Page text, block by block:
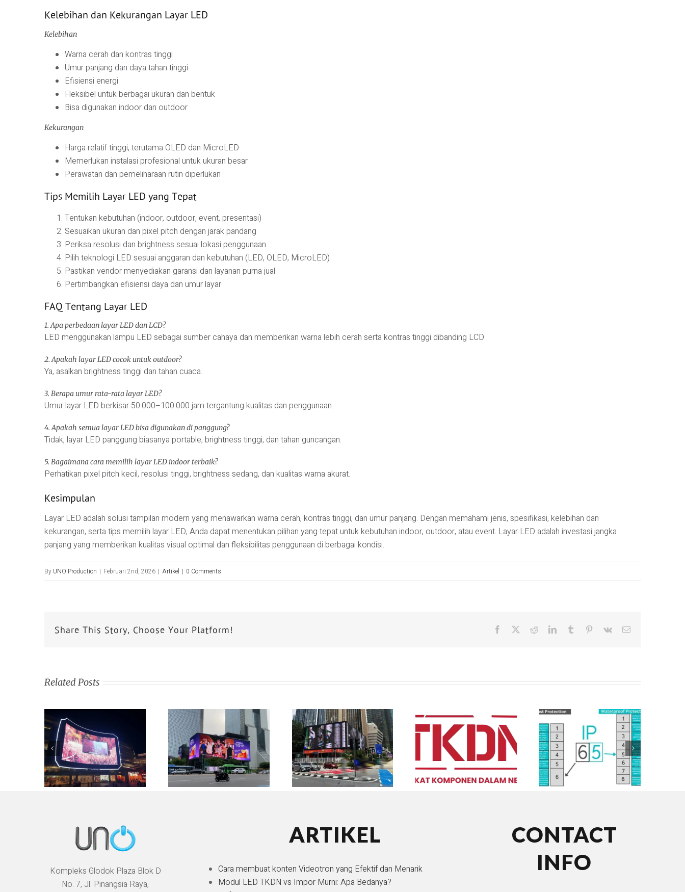
Kelebihan dan Kekurangan Layar LED
Kelebihan
Warna cerah dan kontras tinggi
Umur panjang dan daya tahan tinggi
Efisiensi energi
Fleksibel untuk berbagai ukuran dan bentuk
Bisa digunakan indoor dan outdoor
Kekurangan
Harga relatif tinggi, terutama OLED dan MicroLED
Memerlukan instalasi profesional untuk ukuran besar
Perawatan dan pemeliharaan rutin diperlukan
Tips Memilih Layar LED yang Tepat
Tentukan kebutuhan (indoor, outdoor, event, presentasi)
Sesuaikan ukuran dan pixel pitch dengan jarak pandang
Periksa resolusi dan brightness sesuai lokasi penggunaan
Pilih teknologi LED sesuai anggaran dan kebutuhan (LED, OLED, MicroLED)
Pastikan vendor menyediakan garansi dan layanan purna jual
Pertimbangkan efisiensi daya dan umur layar
FAQ Tentang Layar LED
1. Apa perbedaan layar LED dan LCD?
LED menggunakan lampu LED sebagai sumber cahaya dan memberikan warna lebih cerah serta kontras tinggi dibanding LCD.
2. Apakah layar LED cocok untuk outdoor?
Ya, asalkan brightness tinggi dan tahan cuaca.
3. Berapa umur rata-rata layar LED?
Umur layar LED berkisar 50.000–100.000 jam tergantung kualitas dan penggunaan.
4. Apakah semua layar LED bisa digunakan di panggung?
Tidak, layar LED panggung biasanya portable, brightness tinggi, dan tahan guncangan.
5. Bagaimana cara memilih layar LED indoor terbaik?
Perhatikan pixel pitch kecil, resolusi tinggi, brightness sedang, dan kualitas warna akurat.
Kesimpulan
Layar LED adalah solusi tampilan modern yang menawarkan warna cerah, kontras tinggi, dan umur panjang. Dengan memahami jenis, spesifikasi, kelebihan dan
kekurangan, serta tips memilih layar LED, Anda dapat menentukan pilihan yang tepat untuk kebutuhan indoor, outdoor, atau event. Layar LED adalah investasi jangka
panjang yang memberikan kualitas visual optimal dan fleksibilitas penggunaan di berbagai kondisi.
By UNO Production | Februari 2nd, 2026 | Artikel | 0 Comments
Share This Story, Choose Your Platform!
Related Posts
Kompleks Glodok Plaza Blok D
No. 7, Jl. Pinangsia Raya,
ARTIKEL
Cara membuat konten Videotron yang Efektif dan Menarik
Modul LED TKDN vs Impor Murni: Apa Bedanya?
CONTACT
INFO